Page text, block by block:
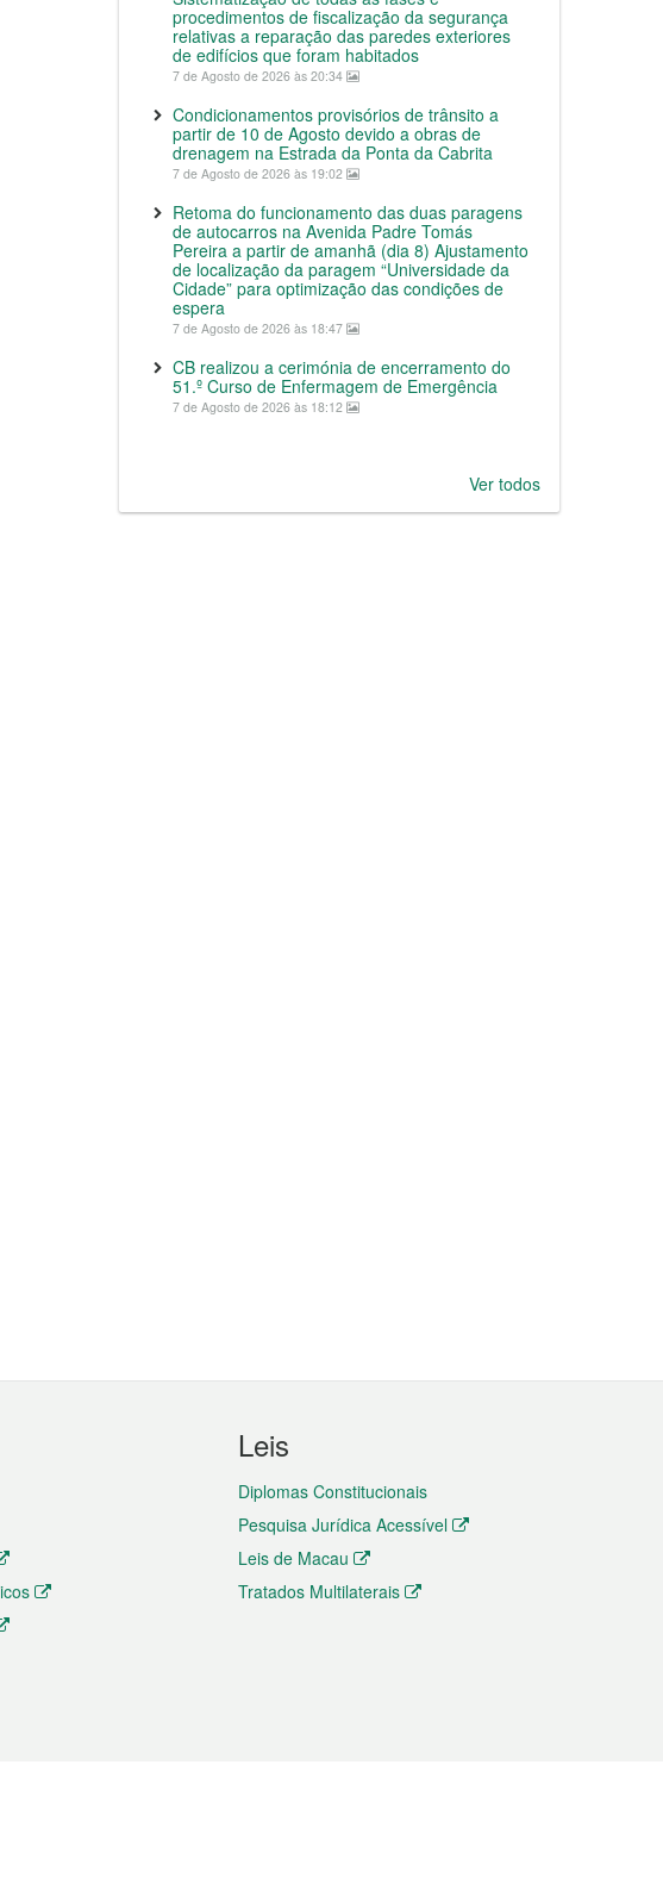
procedimentos de fiscalização da segurança
relativas a reparação das paredes exteriores
de edifícios que foram habitados
7 de Agosto de 2026 às 20:34
Condicionamentos provisórios de trânsito a
partir de 10 de Agosto devido a obras de
drenagem na Estrada da Ponta da Cabrita
7 de Agosto de 2026 às 19:02
Retoma do funcionamento das duas paragens
de autocarros na Avenida Padre Tomás
Pereira a partir de amanhã (dia 8) Ajustamento
de localização da paragem “Universidade da
Cidade” para optimização das condições de
espera
7 de Agosto de 2026 às 18:47
CB realizou a cerimónia de encerramento do
51.º Curso de Enfermagem de Emergência
7 de Agosto de 2026 às 18:12
Ver todos
Leis
Diplomas Constitucionais
Pesquisa Jurídica Acessível
Leis de Macau
Tratados Multilaterais